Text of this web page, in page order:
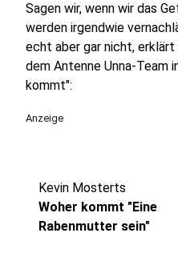
Sagen wir, wenn wir das
werden irgendwie
echt aber gar nicht,
dem Antenne Unna-Team
kommt":
Anzeige
Kevin Mosterts
Woher kommt "Eine
Rabenmutter sein"